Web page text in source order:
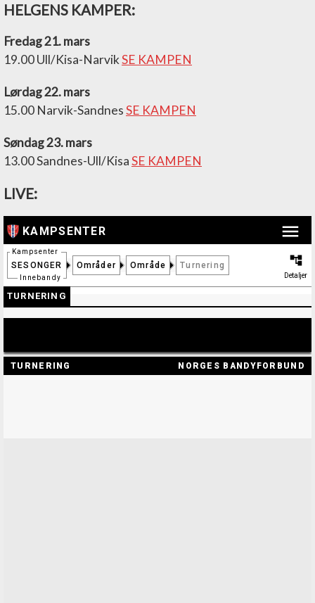
HELGENS KAMPER:
Fredag 21. mars
19.00 Ull/Kisa-NarvikSE KAMPEN
Lørdag 22. mars
15.00 Narvik-SandnesSE KAMPEN
Søndag 23. mars
13.00 Sandnes-Ull/KisaSE KAMPEN
LIVE: